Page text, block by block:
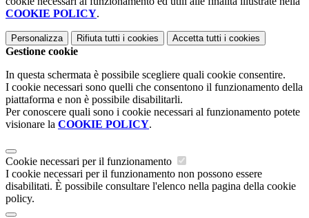
COOKIE POLICY.
Personalizza Rifiuta tutti i cookies Accetta tutti i cookies
Gestione cookie
In questa schermata è possibile scegliere quali cookie consentire.
I cookie necessari sono quelli che consentono il funzionamento della
piattaforma e non è possibile disabilitarli.
Per conoscere quali sono i cookie necessari al funzionamento potete
visionare la COOKIE POLICY.
Cookie necessari per il funzionamento
I cookie necessari per il funzionamento non possono essere
disabilitati. È possibile consultare l'elenco nella pagina della cookie
policy.